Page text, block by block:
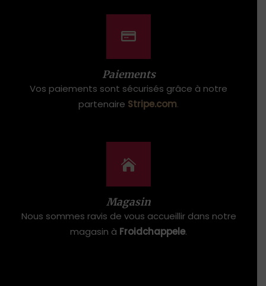
Paiements
Vos paiements sont sécurisés grâce à notre
partenaire Stripe.com.
Magasin
Nous sommes ravis de vous accueillir dans notre
magasin à Froidchappele.